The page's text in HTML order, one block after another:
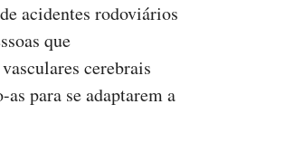
acidentes rodoviários
que
cerebrais
para se adaptarem a